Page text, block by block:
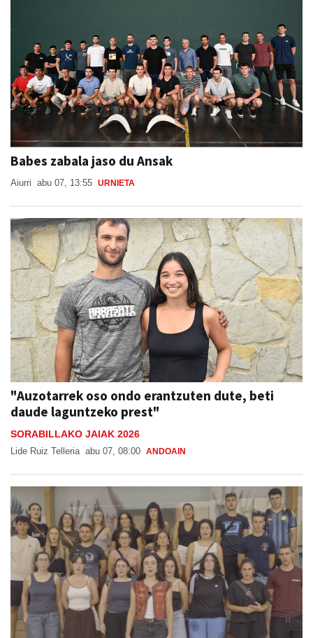
Babes zabala jaso du Ansak
Aiurri abu 07, 13:55 URNIETA
"Auzotarrek oso ondo erantzuten dute, beti
daude laguntzeko prest"
SORABILLAKO JAIAK 2026
Lide Ruiz Telleria abu 07, 08:00 ANDOAIN